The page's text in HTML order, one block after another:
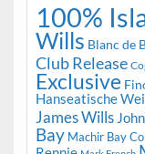
100%
Wills Blanc de
Club Release
Exclusive
Hanseatische
James Wills
Bay Machir Bay